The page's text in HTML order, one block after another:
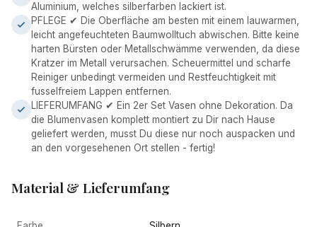
Aluminium, welches silberfarben lackiert ist.
PFLEGE ✔ Die Oberfläche am besten mit einem lauwarmen,
leicht angefeuchteten Baumwolltuch abwischen. Bitte keine
harten Bürsten oder Metallschwämme verwenden, da diese
Kratzer im Metall verursachen. Scheuermittel und scharfe
Reiniger unbedingt vermeiden und Restfeuchtigkeit mit
fusselfreiem Lappen entfernen.
LIEFERUMFANG ✔ Ein 2er Set Vasen ohne Dekoration. Da
die Blumenvasen komplett montiert zu Dir nach Hause
geliefert werden, musst Du diese nur noch auspacken und
an den vorgesehenen Ort stellen - fertig!
Material & Lieferumfang